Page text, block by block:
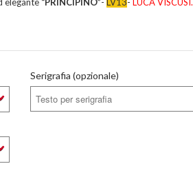
elegante “PRINCIPINO”- LV13- LUCA VISCUSI.
Serigrafia (opzionale)